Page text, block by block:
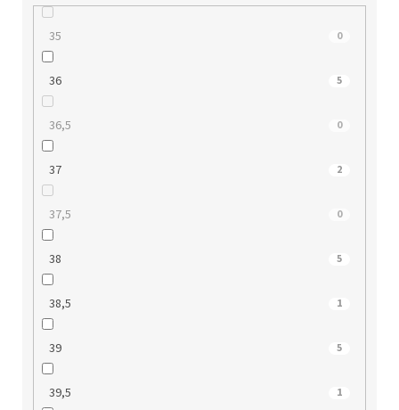
35 0
36 5
36,5 0
37 2
37,5 0
38 5
38,5 1
39 5
39,5 1